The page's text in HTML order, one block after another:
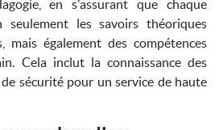
en s'assurant que chaque
seulement les savoirs théoriques
mais également des compétences
Cela inclut la connaissance des
sécurité pour un service de haute